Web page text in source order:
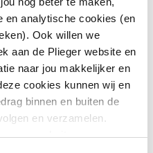
en analytische cookies (en
Ook willen we
aan de Plieger website en
naar jou makkelijker en
cookies kunnen wij en
binnen en buiten de
en verzamelen.
onze website, app,
1000
met vast paneel
en rechts
meer